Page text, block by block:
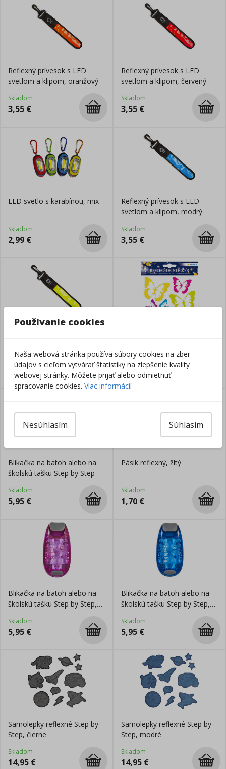
Reflexný prívesok s LED
svetlom a klipom, oranžový
Skladom
3,55 €
Reflexný prívesok s LED
svetlom a klipom, červený
Skladom
3,55 €
LED svetlo s karabínou, mix
Skladom
2,99 €
Reflexný prívesok s LED
svetlom a klipom, modrý
Skladom
3,55 €
Skladom
3,55€
Skladom
4,95 €
Blikačka na batoh alebo na
školskú tašku Step by Step
Skladom
5,95 €
Pásik reflexný, žltý
Skladom
1,70 €
Blikačka na batoh alebo na
školskú tašku Step by Step,
Skladom
5,95 €
Blikačka na batoh alebo na
školskú tašku Step by Step,
Skladom
5,95 €
Samolepky reflexné Step by
Step, čierne
Skladom
14,95 €
Samolepky reflexné Step by
Step, modré
Skladom
14,95 €
Používanie cookies
Naša webová stránka používa súbory cookies na zber
údajov s cieľom vytvárať štatistiky na zlepšenie kvality
webovej stránky. Môžete prijať alebo odmietnuť
spracovanie cookies. Viac informácií
Súhlasím
Nesúhlasím